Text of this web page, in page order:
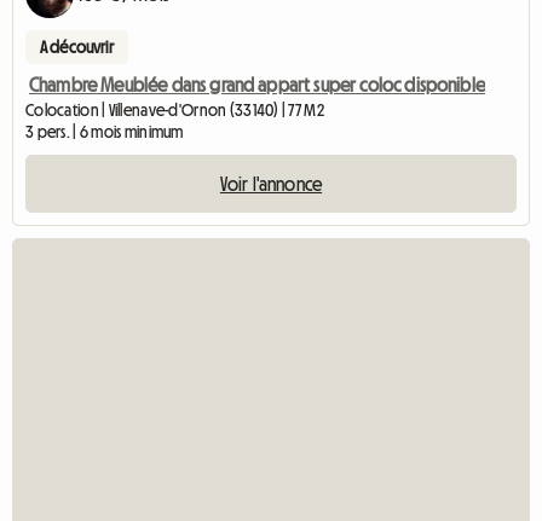
A découvrir
Chambre Meublée dans grand appart super coloc disponible
Colocation | Villenave-d'Ornon (33140) | 77 M2
3 pers. | 6 mois minimum
Voir l'annonce